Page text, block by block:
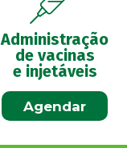
Administração
de vacinas
e injetáveis
Agendar